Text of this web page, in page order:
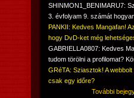
SHINMON1_BENIMARU7:
3. évfolyam 9. számát
PANKII: Kedves Mangafan!
hogy DvD-ket még
GABRIELLA0807: Kedves
tudom törölni a profilomat?
GRéTA: Sziasztok! A
csak egy időre?
További